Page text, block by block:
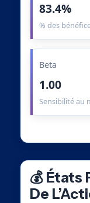
83.4%
% des
Beta
1.00
Sensibilité au
💰 États
De